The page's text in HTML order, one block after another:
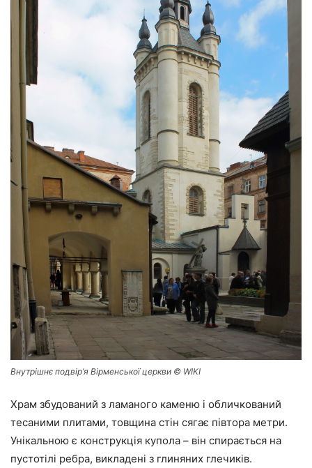
Внутрішнє подвір’я Вірменської церкви © WIKI
Храм збудований з ламаного каменю і обличкований
тесаними плитами, товщина стін сягає півтора метри.
Унікальною є конструкція купола – він спирається на
пустотілі ребра, викладені з глиняних глечиків.